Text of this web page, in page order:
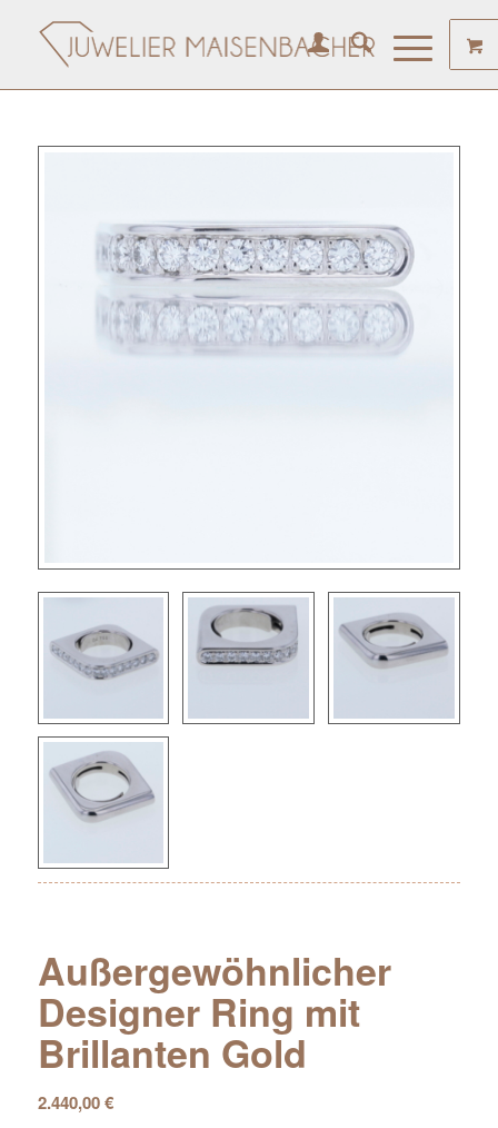
Außergewöhnlicher
Designer Ring mit
Brillanten Gold
2.440,00€